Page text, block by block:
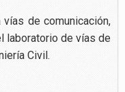
de comunicación,
laboratorio de vías de
Civil.